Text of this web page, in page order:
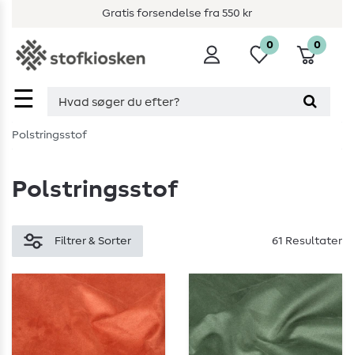
Gratis forsendelse fra 550 kr
☰
0 0
Polstringsstof
Polstringsstof
Filtrer & Sorter 61 Resultater